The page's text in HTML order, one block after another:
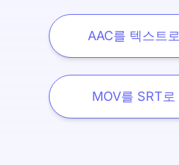
AAC를 텍스트로
MOV를 SRT로